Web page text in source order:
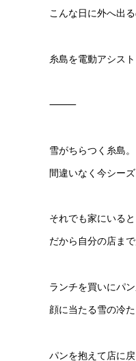
こんな日に外へ出
糸島を電動アシス
⸻
雪がちらつく糸島。
間違いなく今シー
それでも家にいる
だから自分の店ま
ランチを買いにパ
顔に当たる雪の冷
パンを抱えて店に